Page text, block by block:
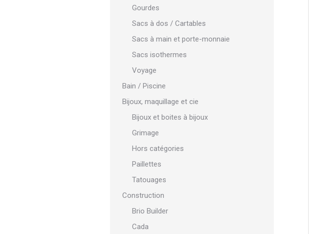
Gourdes
Sacs à dos / Cartables
Sacs à main et porte-monnaie
Sacs isothermes
Voyage
Bain / Piscine
Bijoux, maquillage et cie
Bijoux et boites à bijoux
Grimage
Hors catégories
Paillettes
Tatouages
Construction
Brio Builder
Cada